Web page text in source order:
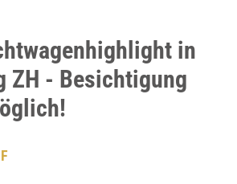
in
ZH - Besichtigung